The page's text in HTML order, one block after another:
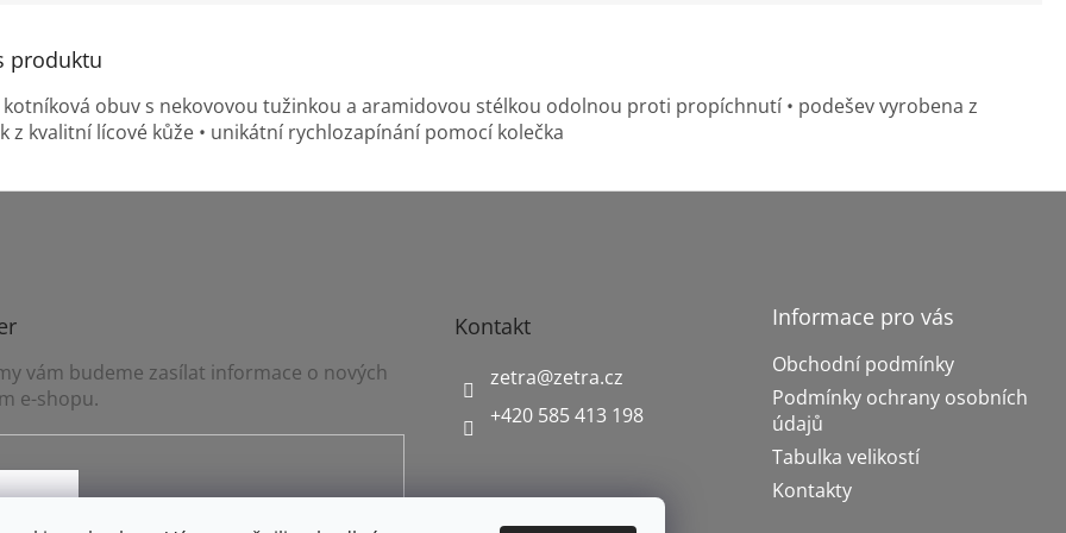
produktu
kotníková obuv s nekovovou tužinkou a aramidovou stélkou odolnou proti propíchnutí • podešev vyrobena z
z kvalitní lícové kůže • unikátní rychlozapínání pomocí kolečka
vám budeme zasílat informace o nových
e-shopu.
Kontakt
zetra@zetra.cz
+420 585 413 198
Informace pro vás
Obchodní podmínky
Podmínky ochrany osobních
údajů
Tabulka velikostí
Kontakty